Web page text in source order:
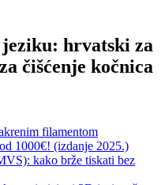
hrvatski za
čišćenje kočnica
filamentom
1000€! (izdanje 2025.)
kako brže tiskati bez